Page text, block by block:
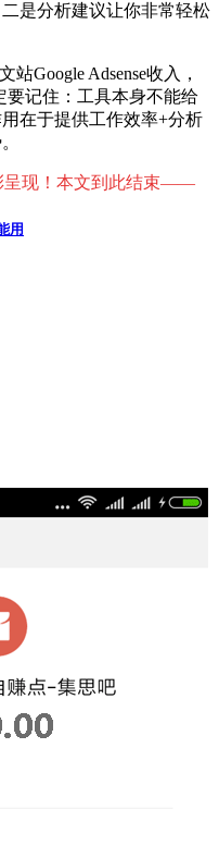
是分析建议让你非常轻松
Google Adsense收入，
要记住：工具本身不能给
在于提供工作效率+分析
呈现！本文到此结束——
用